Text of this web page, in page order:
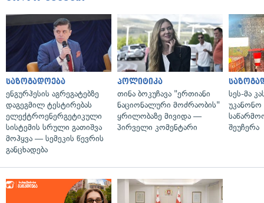
საზოგადოება
ენგურჰესის აგრეგატებზე
დაგეგმილ ტესტირებას
ელექტროენერგეტიკული
სისტემის სრული გათიშვა
მოჰყვა — სემეკის წევრის
განცხადება
პოლიტიკა
თინა ბოკუჩავა "ერთიანი
ნაციონალური მოძრაობის"
ყრილობაზე მივიდა —
პირველი კომენტარი
სეს-მა
უკანონო
შეუჩერა